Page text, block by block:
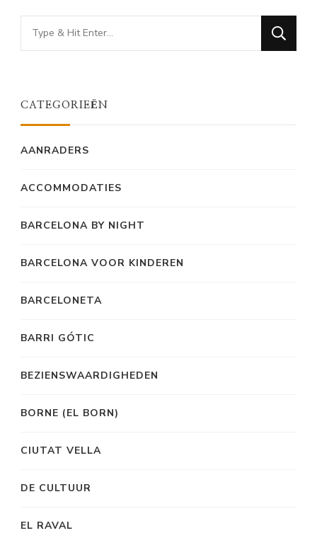
Looking
for
CATEGORIEËN
AANRADERS
ACCOMMODATIES
BARCELONA BY NIGHT
BARCELONA VOOR KINDEREN
BARCELONETA
BARRI GÓTIC
BEZIENSWAARDIGHEDEN
BORNE (EL BORN)
CIUTAT VELLA
DE CULTUUR
EL RAVAL